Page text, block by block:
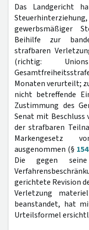
Das Landgericht
gewerbsmäßiger
Beihilfe zur
strafbaren
(richtig:
Monaten verurteilt;
nicht betreffende
Zustimmung des
Senat mit Beschluss
der strafbaren
Markengesetz
ausgenommen (§
Die gegen
gerichtete Revision
Verletzung
beanstandet, hat
Urteilsformel